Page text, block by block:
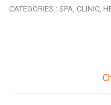
CATEGORIES : SPA, CLINIC,